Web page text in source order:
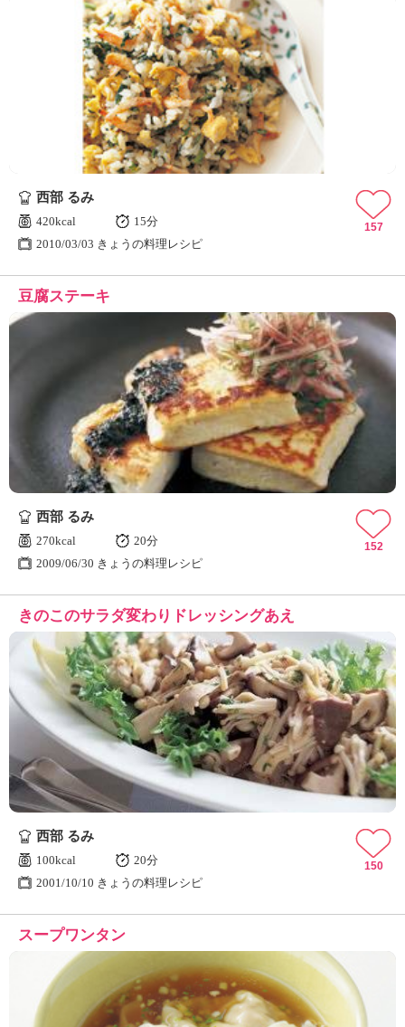
西部 るみ
420kcal
15分
2010/03/03 きょうの料理レシピ
157
豆腐ステーキ
西部 るみ
270kcal
20分
2009/06/30 きょうの料理レシピ
152
きのこのサラダ変わりドレッシングあえ
西部 るみ
100kcal
20分
2001/10/10 きょうの料理レシピ
150
スープワンタン